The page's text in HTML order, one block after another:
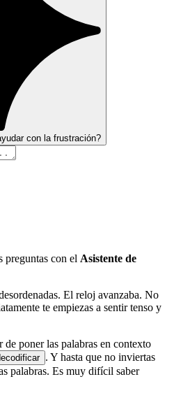
con la frustración?
preguntas con el Asistente de
El reloj avanzaba. No
te empiezas a sentir tenso y
poner las palabras en contexto
. Y hasta que no inviertas
palabras. Es muy difícil saber